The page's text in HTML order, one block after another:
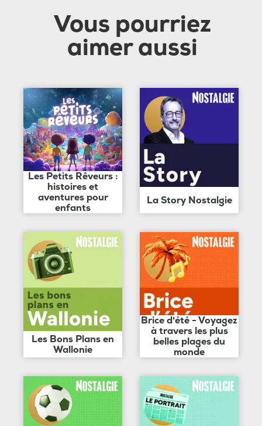
Vous pourriez
aimer aussi
Les Petits Rêveurs :
histoires et
aventures pour
enfants
La Story Nostalgie
Les Bons Plans en
Wallonie
Brice d'été - Voyagez
à travers les plus
belles plages du
monde